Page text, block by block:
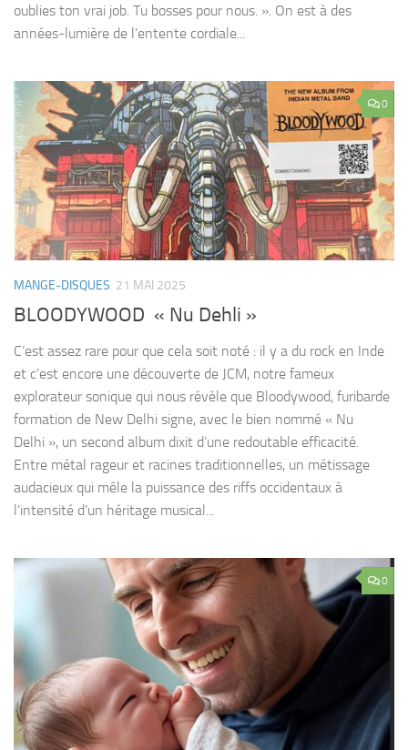
oublies ton vrai job. Tu bosses pour nous. ». On est à des
années-lumière de l’entente cordiale...
0
MANGE-DISQUES 21 MAI 2025
BLOODYWOOD « Nu Dehli »
C’est assez rare pour que cela soit noté : il y a du rock en Inde
et c’est encore une découverte de JCM, notre fameux
explorateur sonique qui nous révèle que Bloodywood, furibarde
formation de New Delhi signe, avec le bien nommé « Nu
Delhi », un second album dixit d’une redoutable efficacité.
Entre métal rageur et racines traditionnelles, un métissage
audacieux qui mêle la puissance des riffs occidentaux à
l’intensité d’un héritage musical...
0